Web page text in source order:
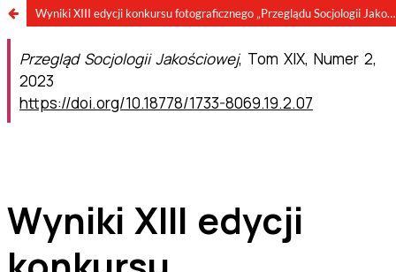
Wyniki XIII edycji konkursu fotograficznego „Przeglądu Socjologii Jakościowej”